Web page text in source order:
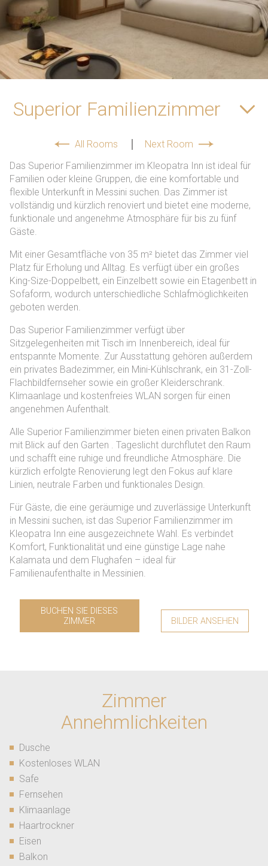
spellcheck
Readable font
Color Contrast
brightness_high
Bright contrast
brightness_low
Dark contrast
Links
format_underlined
Underline links
font_download
Mark links
all
Superior Familienzimmer
All Rooms
Next Room
Das Superior Familienzimmer im Kleopatra Inn ist ideal für
Familien oder kleine Gruppen, die eine komfortable und
flexible Unterkunft in Messini suchen. Das Zimmer ist
vollständig und kürzlich renoviert und bietet eine moderne,
funktionale und angenehme Atmosphäre für bis zu fünf
Gäste.
Mit einer Gesamtfläche von 35 m² bietet das Zimmer viel
Platz für Erholung und Alltag. Es verfügt über ein großes
King-Size-Doppelbett, ein Einzelbett sowie ein Etagenbett in
Sofaform, wodurch unterschiedliche Schlafmöglichkeiten
geboten werden.
Das Superior Familienzimmer verfügt über
Sitzgelegenheiten mit Tisch im Innenbereich, ideal für
entspannte Momente. Zur Ausstattung gehören außerdem
ein privates Badezimmer, ein Mini-Kühlschrank, ein 31-Zoll-
Flachbildfernseher sowie ein großer Kleiderschrank.
Klimaanlage und kostenfreies WLAN sorgen für einen
angenehmen Aufenthalt.
Alle Superior Familienzimmer bieten einen privaten Balkon
mit Blick auf den Garten . Tageslicht durchflutet den Raum
und schafft eine ruhige und freundliche Atmosphäre. Die
kürzlich erfolgte Renovierung legt den Fokus auf klare
Linien, neutrale Farben und funktionales Design.
Für Gäste, die eine geräumige und zuverlässige Unterkunft
in Messini suchen, ist das Superior Familienzimmer im
Kleopatra Inn eine ausgezeichnete Wahl. Es verbindet
Komfort, Funktionalität und eine günstige Lage nahe
Kalamata und dem Flughafen – ideal für
Familienaufenthalte in Messinien.
BUCHEN SIE DIESES
ZIMMER
BILDER ANSEHEN
Zimmer
Annehmlichkeiten
Dusche
Kostenloses WLAN
Safe
Fernsehen
Klimaanlage
Haartrockner
Eisen
Balkon